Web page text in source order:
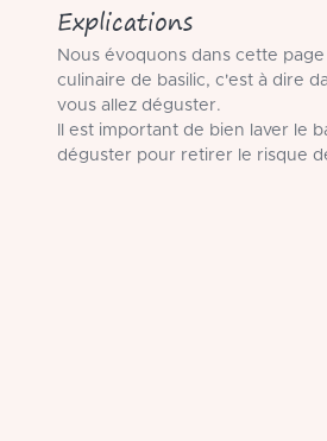
Explications
Nous évoquons dans cette
culinaire de basilic, c'est à dire
vous allez déguster.
Il est important de bien laver le
déguster pour retirer le risque